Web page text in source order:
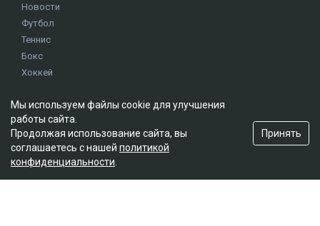
Новости
Футбол
Теннис
Бокс
Хоккей
Истории
Олимпиада
Редакция
О проекте
Мы используем файлы cookie для улучшения
работы сайта.
Продолжая использование сайта, вы
соглашаетесь с нашей политикой
конфиденциальности
Принять